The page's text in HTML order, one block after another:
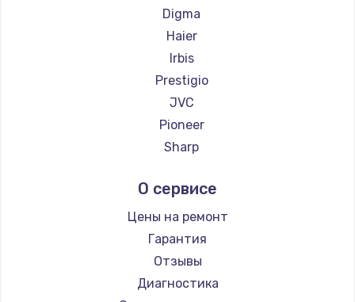
Ремонт телевизоров Konka
Ремонт телевизоров RED solution
Ремонт телевизоров Thomson
Ремонт телевизоров Yandex
Ремонт телевизоров National
Ремонт телевизоров iFFALCON
Ремонт телевизоров Tuvio
Ремонт телевизоров BenQ
Digma
Haier
Irbis
Prestigio
JVC
Pioneer
Sharp
Aiwa
Hisense
Daewoo
Centek
Telefunken
О сервисе
Цены на ремонт
Гарантия
Отзывы
Диагностика